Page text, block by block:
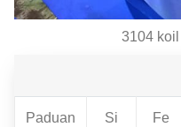
3104
Paduan Si Fe